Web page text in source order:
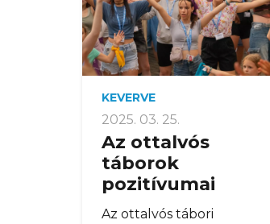
KEVERVE
2025. 03. 25.
Az ottalvós
táborok
pozitívumai
Az ottalvós tábori